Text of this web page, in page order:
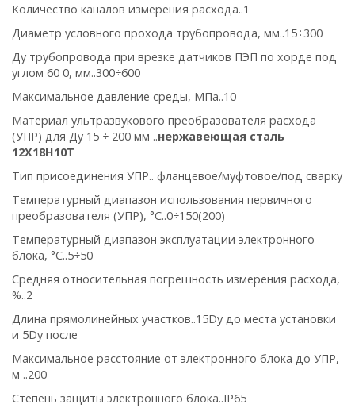
Количество каналов измерения расхода..1
Диаметр условного прохода трубопровода, мм..15÷300
Ду трубопровода при врезке датчиков ПЭП по хорде под
углом 60 0, мм..300÷600
Максимальное давление среды, МПа..10
Материал ультразвукового преобразователя расхода
(УПР) для Ду 15 ÷ 200 мм ..нержавеющая сталь
12Х18Н10Т
Тип присоединения УПР.. фланцевое/муфтовое/под сварку
Температурный диапазон использования первичного
преобразователя (УПР), °С..0÷150(200)
Температурный диапазон эксплуатации электронного
блока, °С..5÷50
Средняя относительная погрешность измерения расхода,
%..2
Длина прямолинейных участков..15Dу до места установки
и 5Dу после
Максимальное расстояние от электронного блока до УПР,
м ..200
Степень защиты электронного блока..IP65